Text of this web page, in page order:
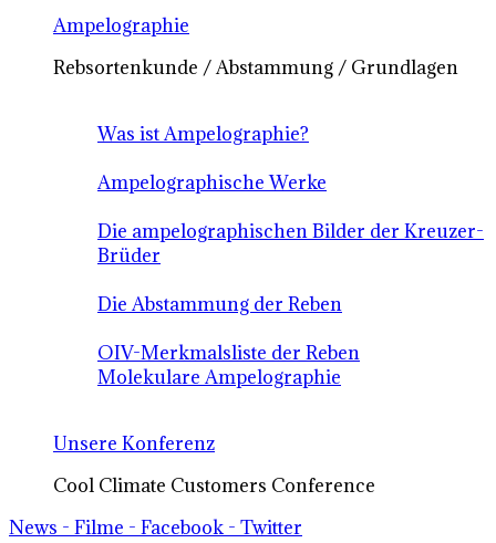
Ampelographie
Rebsortenkunde / Abstammung / Grundlagen
Was ist Ampelographie?
Ampelographische Werke
Die ampelographischen Bilder der Kreuzer-
Brüder
Die Abstammung der Reben
OIV-Merkmalsliste der Reben
Molekulare Ampelographie
Unsere Konferenz
Cool Climate Customers Conference
News - Filme - Facebook - Twitter